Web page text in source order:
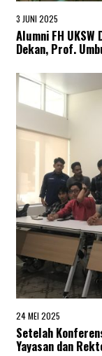
3 JUNI 2025
J
U
N
2
0
2
Alumni FH
Dekan, Prof.
24 MEI 2025
4
M
E
Setelah
Yayasan dan